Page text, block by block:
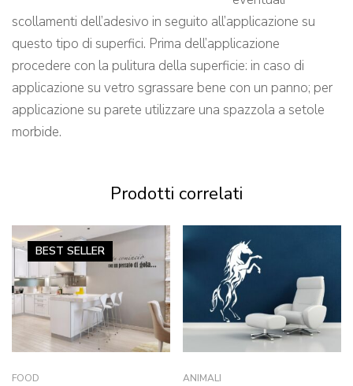
scollamenti dell’adesivo in seguito all’applicazione su
questo tipo di superfici. Prima dell’applicazione
procedere con la pulitura della superficie: in caso di
applicazione su vetro sgrassare bene con un panno; per
applicazione su parete utilizzare una spazzola a setole
morbide.
Prodotti correlati
BEST SELLER
FOOD ANIMALI